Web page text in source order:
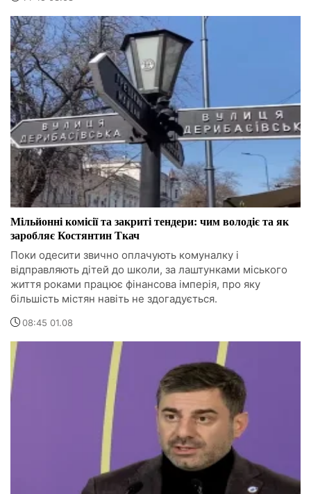
Мільйонні комісії та закриті тендери: чим володіє та як
заробляє Костянтин Ткач
Поки одесити звично оплачують комуналку і
відправляють дітей до школи, за лаштунками міського
життя роками працює фінансова імперія, про яку
більшість містян навіть не здогадується.
08:45 01.08